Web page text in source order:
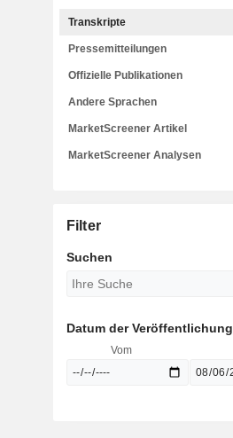
Transkripte
Pressemitteilungen
Offizielle Publikationen
Andere Sprachen
MarketScreener Artikel
MarketScreener Analysen
Filter
Suchen
Datum der Veröffentlichung
Vom